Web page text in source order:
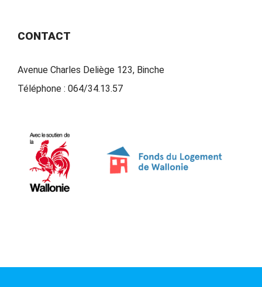
CONTACT
Avenue Charles Deliège 123, Binche
Téléphone : 064/34.13.57